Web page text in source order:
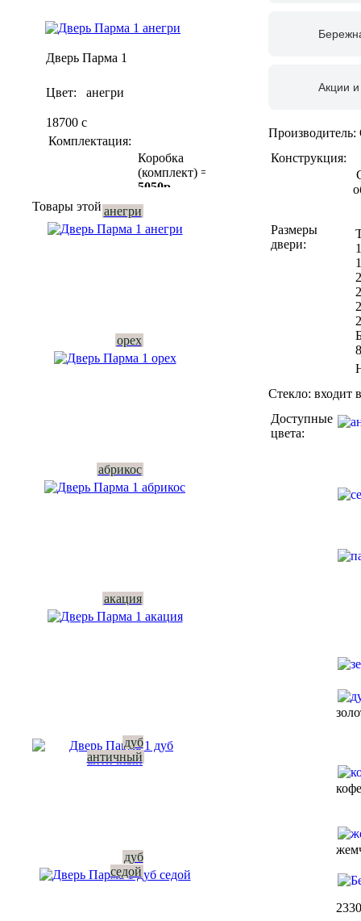
Дверь Парма 1
Цвет: анегри
18700 c
Комплектация:
Коробка
(комплект) =
5050р
Наличник
(комплект) =
стороны:
35550р
Показать в интерьере
Товары этой серии:
анегри
орех
абрикос
акация
дуб
античный
дуб
седой
Акции и
Производитель:
Конструкция:
Размеры
двери:
Стекло: входит
Доступные
цвета: